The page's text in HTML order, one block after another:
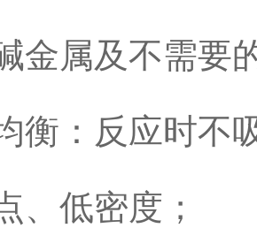
金属及不需要
衡：反应时不
、低密度；